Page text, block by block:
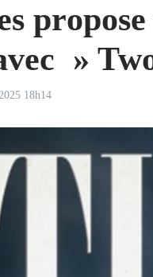
»
18h14